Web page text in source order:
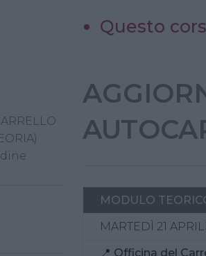
Questo
MODULO
MARTEDÌ 21
📍 Officina del